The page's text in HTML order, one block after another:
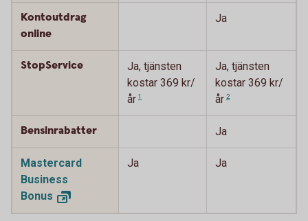
Kontoutdrag
online
Ja
StopService
Ja, tjänsten
kostar 369 kr/
år 1
Ja, tjänsten
kostar 369 kr/
år 2
Bensinrabatter Ja
Mastercard
Business
Bonus
Ja Ja